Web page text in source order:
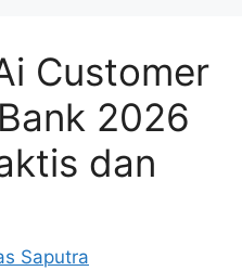
Customer
2026
dan
Saputra